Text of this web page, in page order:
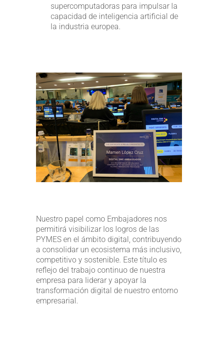
supercomputadoras para impulsar la
capacidad de inteligencia artificial de
la industria europea.
Nuestro papel como Embajadores nos
permitirá visibilizar los logros de las
PYMES en el ámbito digital, contribuyendo
a consolidar un ecosistema más inclusivo,
competitivo y sostenible. Este título es
reflejo del trabajo continuo de nuestra
empresa para liderar y apoyar la
transformación digital de nuestro entorno
empresarial.